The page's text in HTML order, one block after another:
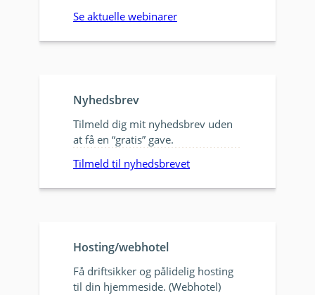
Se aktuelle webinarer
Nyhedsbrev
Tilmeld dig mit nyhedsbrev uden
at få en “gratis” gave.
Tilmeld til nyhedsbrevet
Hosting/webhotel
Få driftsikker og pålidelig hosting
til din hjemmeside. (Webhotel)